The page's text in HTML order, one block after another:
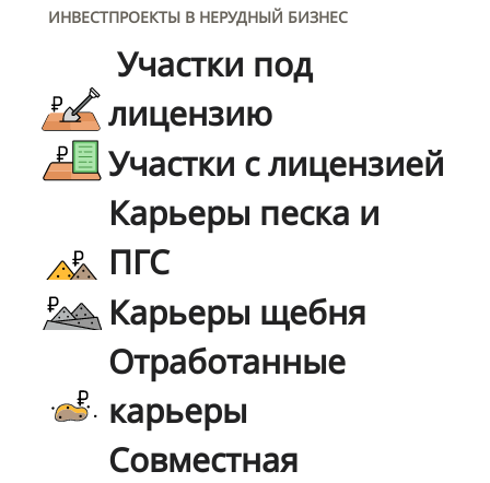
ИНВЕСТПРОЕКТЫ В НЕРУДНЫЙ БИЗНЕС
Участки под
лицензию
Участки с лицензией
Карьеры песка и
ПГС
Карьеры щебня
Отработанные
карьеры
Совместная